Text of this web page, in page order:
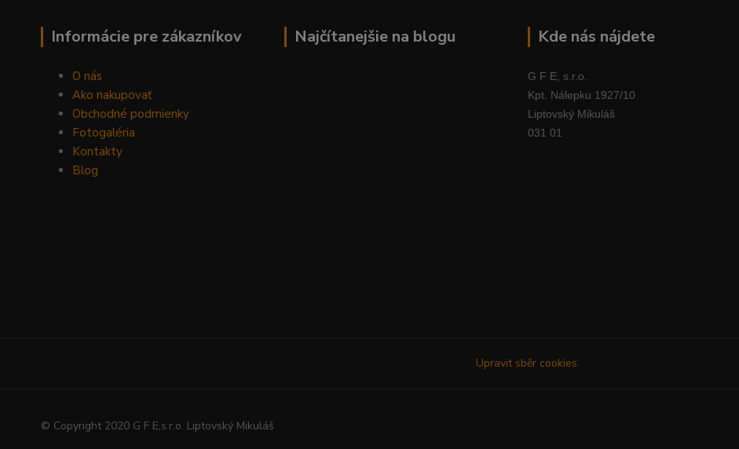
Informácie pre zákazníkov
O nás
Ako nakupovať
Obchodné podmienky
Fotogaléria
Kontakty
Blog
Najčítanejšie na blogu Kde nás nájdete
G F E, s.r.o.
Kpt. Nálepku 1927/10
Liptovský Mikuláš
031 01
Upravit sběr cookies.
© Copyright 2020 G F E,s.r.o. Liptovský Mikuláš